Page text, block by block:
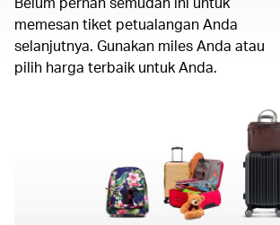
memesan tiket petualangan Anda
selanjutnya. Gunakan miles Anda atau
pilih harga terbaik untuk Anda.